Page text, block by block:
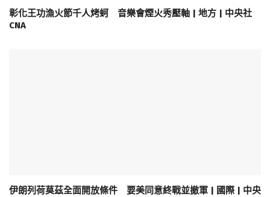
彰化王功漁火節千人烤蚵 音樂會煙火秀壓軸 | 地方 | 中央社
CNA
伊朗列荷莫茲全面開放條件 要美同意終戰並撤軍 | 國際 | 中央